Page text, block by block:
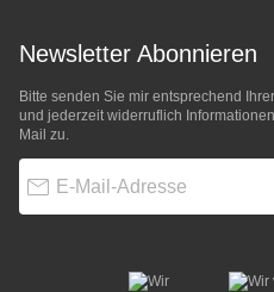
Newsletter Abonnieren
Bitte senden Sie mir entsprechend Ihrer
und jederzeit widerruflich
Mail zu.